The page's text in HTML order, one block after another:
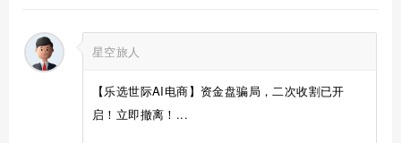
星空旅人
【乐选世际AI电商】资金盘骗局，二次收割已开
启！立即撤离！...